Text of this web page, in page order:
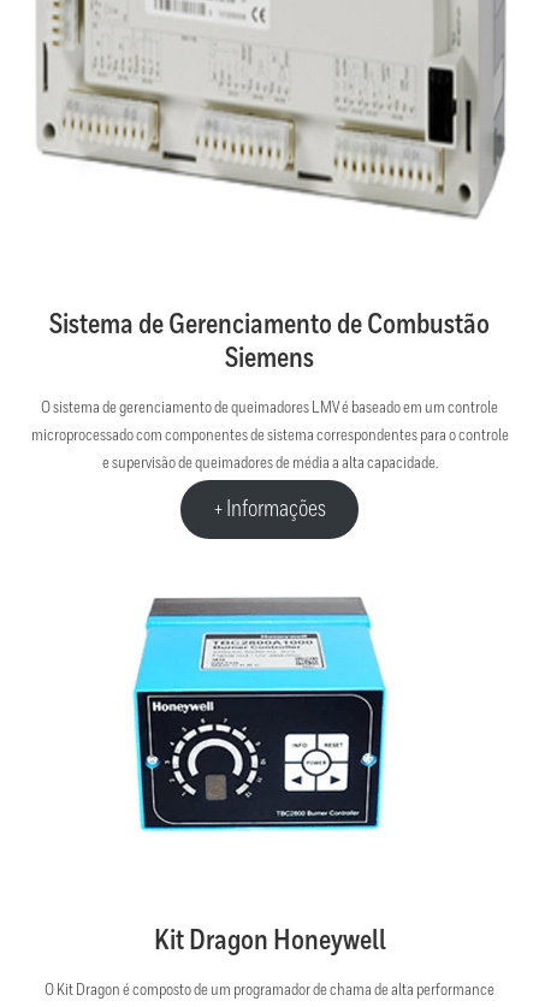
Sistema de Gerenciamento de Combustão
Siemens
O sistema de gerenciamento de queimadores LMV é baseado em um controle
microprocessado com componentes de sistema correspondentes para o controle
e supervisão de queimadores de média a alta capacidade.
+ Informações
Kit Dragon Honeywell
O Kit Dragon é composto de um programador de chama de alta performance